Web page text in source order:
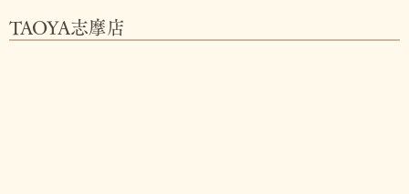
TAOYA志摩店